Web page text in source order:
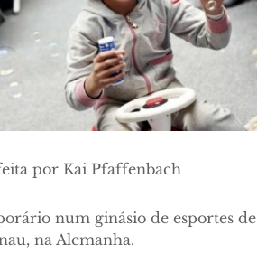
por Kai Pfaffenbach
num ginásio de esportes de
na Alemanha.